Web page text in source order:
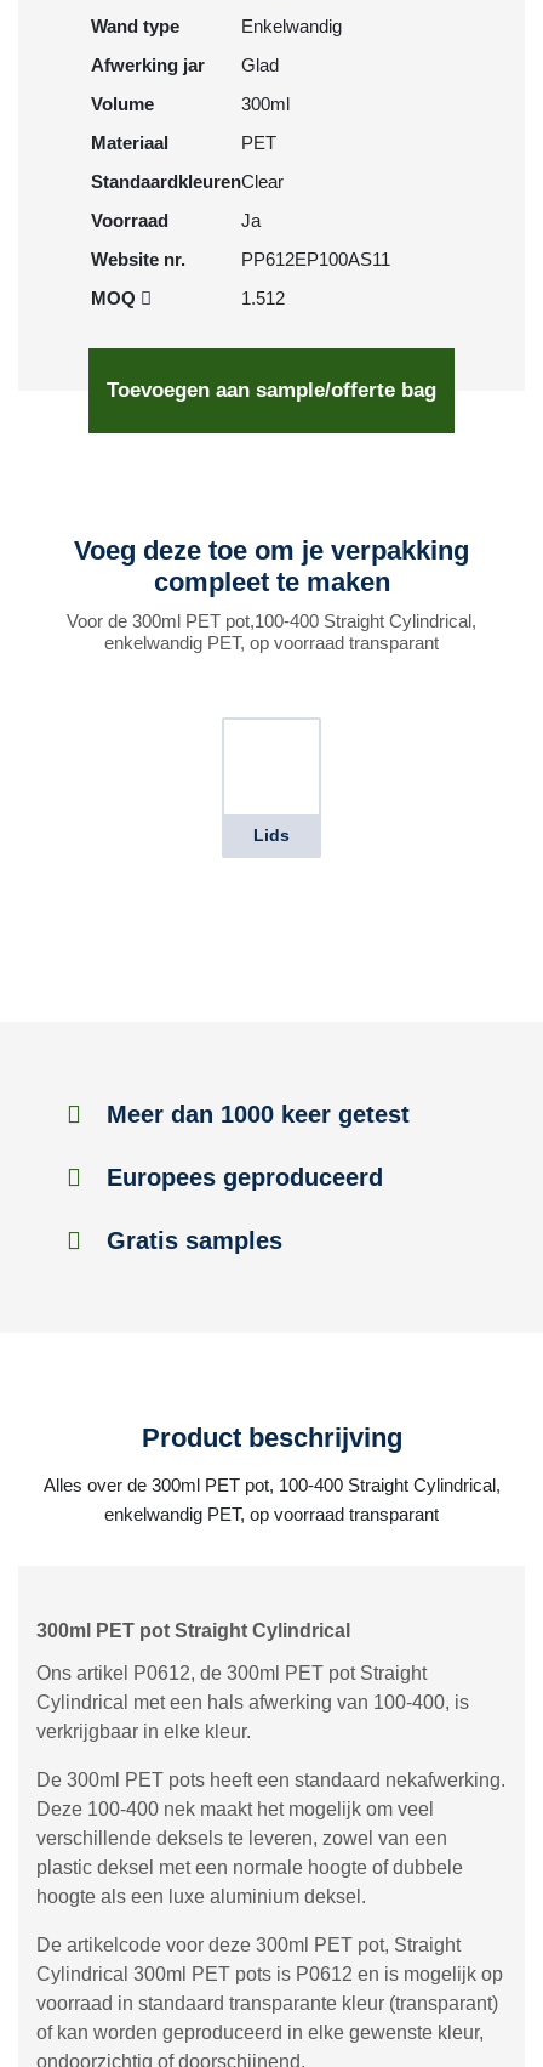
Wand type
Enkelwandig
Afwerking jar
Glad
Volume
300ml
Materiaal
PET
StandaardkleurenClear
Voorraad
Ja
Website nr.
PP612EP100AS11
MOQ
1.512
Toevoegen aan sample/offerte bag
Voeg deze toe om je verpakking
compleet te maken
Voor de 300ml PET pot,100-400 Straight Cylindrical,
enkelwandig PET, op voorraad transparant
Lids
Meer dan 1000 keer getest
Europees geproduceerd
Gratis samples
Product beschrijving
Alles over de 300ml PET pot, 100-400 Straight Cylindrical,
enkelwandig PET, op voorraad transparant
300ml PET pot Straight Cylindrical
Ons artikel P0612, de 300ml PET pot Straight
Cylindrical met een hals afwerking van 100-400, is
verkrijgbaar in elke kleur.
De 300ml PET pots heeft een standaard nekafwerking.
Deze 100-400 nek maakt het mogelijk om veel
verschillende deksels te leveren, zowel van een
plastic deksel met een normale hoogte of dubbele
hoogte als een luxe aluminium deksel.
De artikelcode voor deze 300ml PET pot, Straight
Cylindrical 300ml PET pots is P0612 en is mogelijk op
voorraad in standaard transparante kleur (transparant)
of kan worden geproduceerd in elke gewenste kleur,
ondoorzichtig of doorschijnend.